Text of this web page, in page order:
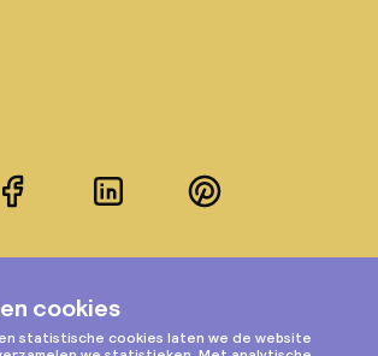
FacebookLinkedInPinterest
Instagram